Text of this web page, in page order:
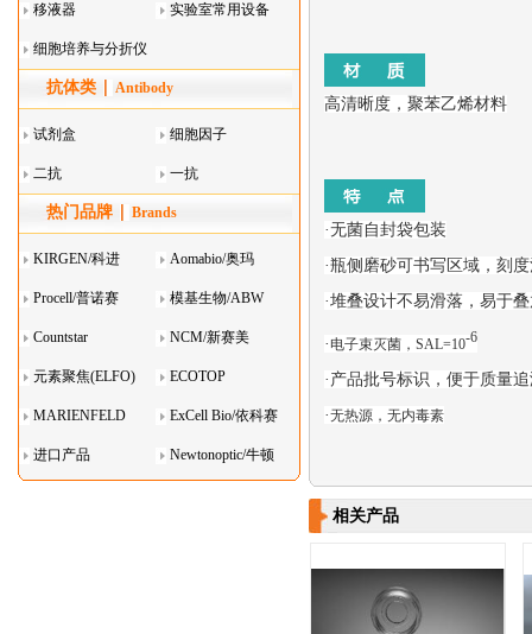
移液器 实验室常用设备
细胞培养与分折仪
器叠
抗体类 Antibody
试剂盒 细胞因子
二抗 一抗
热门品牌 Brands
KIRGEN/科进 Aomabio/奥玛
Procell/普诺赛 模基生物/ABW
Countstar NCM/新赛美
元素聚焦(ELFO) ECOTOP
MARIENFELD ExCell Bio/依科赛
进口产品 Newtonoptic/牛顿
高清晰度，聚苯乙烯材料
·无菌自封袋包装
·瓶侧磨砂可书写区域，刻
·堆叠设计不易滑落，易于
· 电子束灭菌，SAL=10-6
· 产品批号标识，便于质量
·无热源，无内毒素
相关产品